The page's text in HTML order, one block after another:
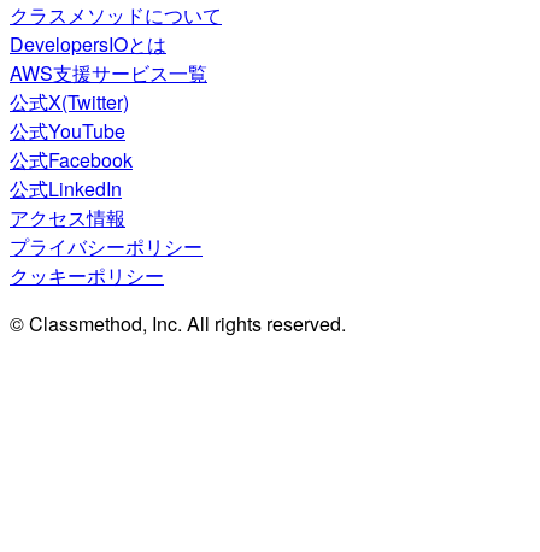
クラスメソッドについて
DevelopersIOとは
AWS支援サービス一覧
公式X(Twitter)
公式YouTube
公式Facebook
公式LinkedIn
アクセス情報
プライバシーポリシー
クッキーポリシー
© Classmethod, Inc. All rights reserved.